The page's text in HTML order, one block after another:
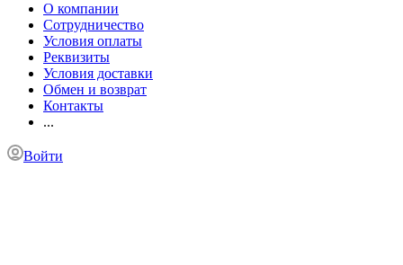
О компании
Сотрудничество
Условия оплаты
Реквизиты
Условия доставки
Обмен и возврат
Контакты
...
Войти